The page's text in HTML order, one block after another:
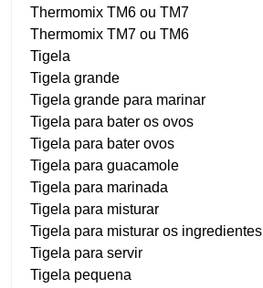
Thermomix TM6 ou TM7
Thermomix TM7 ou TM6
Tigela
Tigela grande
Tigela grande para marinar
Tigela para bater os ovos
Tigela para bater ovos
Tigela para guacamole
Tigela para marinada
Tigela para misturar
Tigela para misturar os ingredientes
Tigela para servir
Tigela pequena